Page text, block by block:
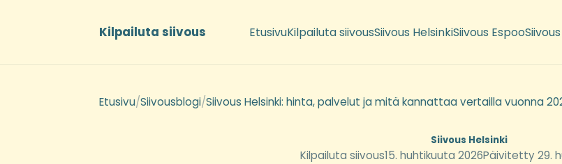
Kilpailuta siivous EtusivuKilpailuta siivousSiivous HelsinkiSiivous Espoo
Etusivu/Siivousblogi/Siivous Helsinki: hinta, palvelut ja mitä kannattaa vertailla vuonna
Siivous Helsinki
Kilpailuta siivous15. huhtikuuta 2026Päivitetty 29.